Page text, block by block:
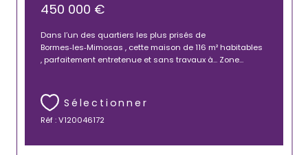
450 000 €
Dans l’un des quartiers les plus prisés de
Bormes‑les‑Mimosas , cette maison de 116 m² habitables
, parfaitement entretenue et sans travaux à... Zone...
Sélectionner
Réf : V120046172